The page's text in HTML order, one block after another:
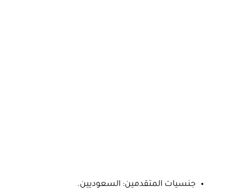
جنسيات المتقدمين: السعوديين.